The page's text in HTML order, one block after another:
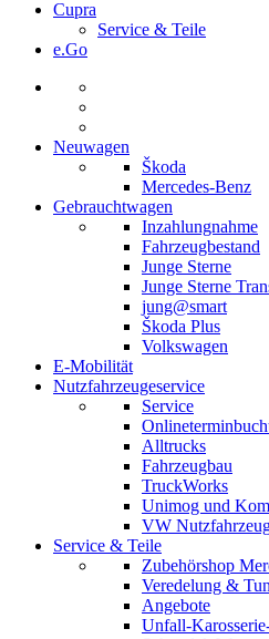
Cupra
Service & Teile
e.Go
Neuwagen
Škoda
Mercedes-Benz
Gebrauchtwagen
Inzahlungnahme
Fahrzeugbestand
Junge Sterne
Junge Sterne
jung@smart
Škoda Plus
Volkswagen
E-Mobilität
Nutzfahrzeugeservice
Service
Alltrucks
Fahrzeugbau
TruckWorks
Unimog und
VW
Service & Teile
Zubehörshop
Veredelung &
Angebote
Unfall-